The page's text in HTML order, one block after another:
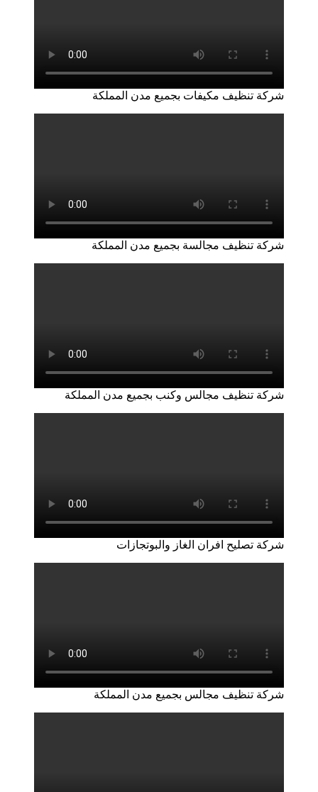
شركة تنظيف مكيفات بجميع مدن المملكة
شركة تنظيف مجالسة بجميع مدن المملكة
شركة تنظيف مجالس وكنب بجميع مدن المملكة
شركة تصليح افران الغاز والبوتجازات
شركة تنظيف مجالس بجميع مدن المملكة